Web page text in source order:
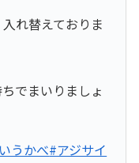
れ替えておりま
でまいりましょ
うかべ#アジサイ